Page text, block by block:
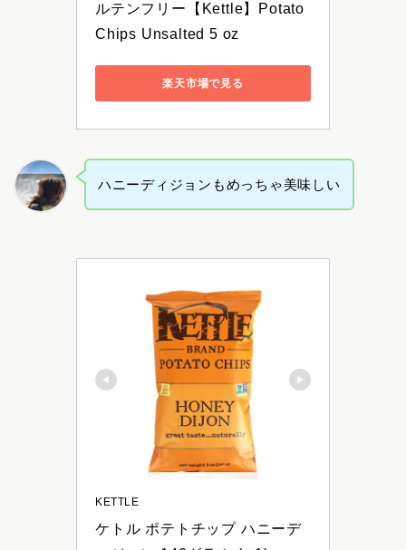
ルテンフリー【Kettle】Potato
Chips Unsalted 5 oz
楽天市場で見る
ハニーディジョンもめっちゃ美味しい
KETTLE
ケトル ポテトチップ ハニーデ